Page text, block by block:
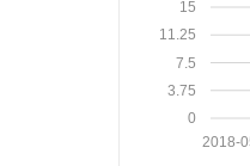
0
3.75
7.5
11.25
15
2018-